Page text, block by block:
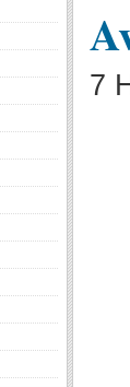
7